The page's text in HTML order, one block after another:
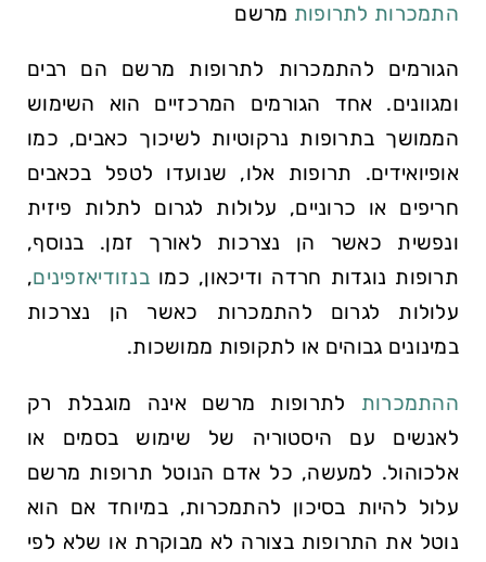
התמכרות לתרופות מרשם
הגורמים להתמכרות לתרופות מרשם הם רבים
ומגוונים. אחד הגורמים המרכזיים הוא השימוש
הממושך בתרופות נרקוטיות לשיכוך כאבים, כמו
אופיואידים. תרופות אלו, שנועדו לטפל בכאבים
חריפים או כרוניים, עלולות לגרום לתלות פיזית
ונפשית כאשר הן נצרכות לאורך זמן. בנוסף,
תרופות נוגדות חרדה ודיכאון, כמו בנזודיאזפינים,
עלולות לגרום להתמכרות כאשר הן נצרכות
במינונים גבוהים או לתקופות ממושכות.
ההתמכרות לתרופות מרשם אינה מוגבלת רק
לאנשים עם היסטוריה של שימוש בסמים או
אלכוהול. למעשה, כל אדם הנוטל תרופות מרשם
עלול להיות בסיכון להתמכרות, במיוחד אם הוא
נוטל את התרופות בצורה לא מבוקרת או שלא לפי